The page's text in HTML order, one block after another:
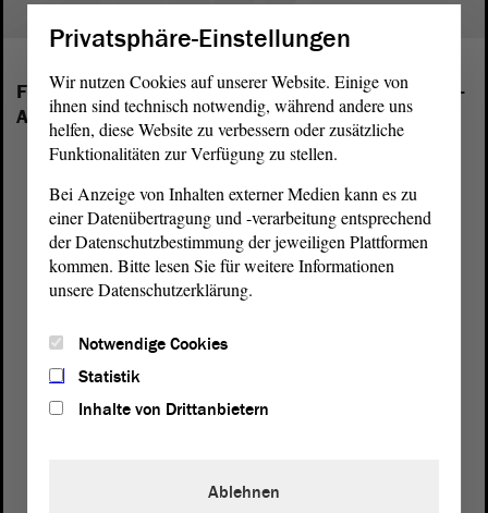
Folgende Fraktionen sind im Landtag von Sachsen-
Anhalt vertreten:
Privatsphäre-Einstellungen
Wir nutzen Cookies auf unserer Website. Einige von
ihnen sind technisch notwendig, während andere uns
helfen, diese Website zu verbessern oder zusätzliche
Funktionalitäten zur Verfügung zu stellen.
Bei Anzeige von Inhalten externer Medien kann es zu
einer Datenübertragung und -verarbeitung entsprechend
der Datenschutzbestimmung der jeweiligen Plattformen
kommen. Bitte lesen Sie für weitere Informationen
unsere Datenschutzerklärung.
Notwendige Cookies
Statistik
Inhalte von Drittanbietern
Ablehnen